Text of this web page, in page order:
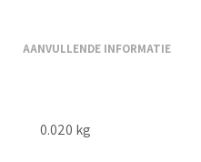
AANVULLENDE INFORMATIE
0.020 kg